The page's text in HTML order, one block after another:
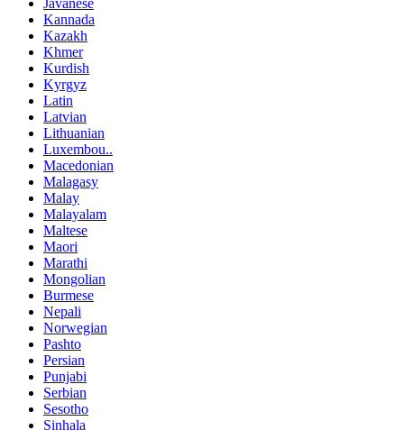
Javanese
Kannada
Kazakh
Khmer
Kurdish
Kyrgyz
Latin
Latvian
Lithuanian
Luxembou..
Macedonian
Malagasy
Malay
Malayalam
Maltese
Maori
Marathi
Mongolian
Burmese
Nepali
Norwegian
Pashto
Persian
Punjabi
Serbian
Sesotho
Sinhala